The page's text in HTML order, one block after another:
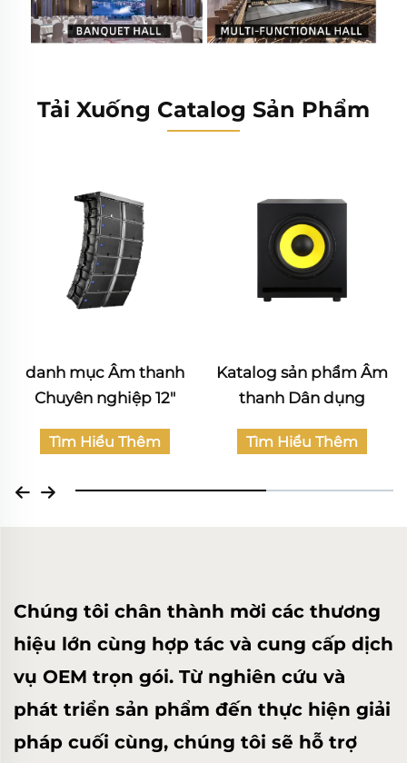
Tải Xuống Catalog Sản Phẩm
Katalog sản phẩm Âm
thanh Dân dụng
Tìm Hiểu Thêm
Katalog Âm thanh
Chuyên nghiệp
Tìm Hiểu Thêm
Chúng tôi chân thành mời các thương
hiệu lớn cùng hợp tác và cung cấp dịch
vụ OEM trọn gói. Từ nghiên cứu và
phát triển sản phẩm đến thực hiện giải
pháp cuối cùng, chúng tôi sẽ hỗ trợ